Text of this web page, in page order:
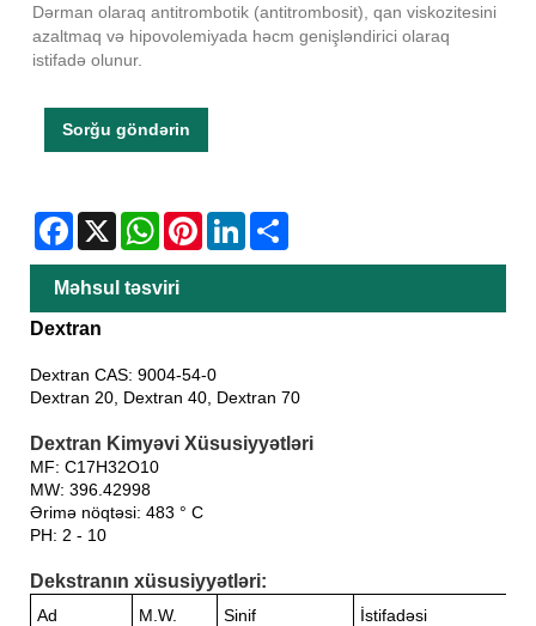
Dərman olaraq antitrombotik (antitrombosit), qan viskozitesini
azaltmaq və hipovolemiyada həcm genişləndirici olaraq
istifadə olunur.
Sorğu göndərin
Facebook
X WhatsAppPinterestLinkedIn
Məhsul təsviri
Dextran
Dextran CAS: 9004-54-0
Dextran 20, Dextran 40, Dextran 70
Dextran Kimyəvi Xüsusiyyətləri
MF: C17H32O10
MW: 396.42998
Ərimə nöqtəsi: 483 ° C
PH: 2 - 10
Dekstranın xüsusiyyətləri:
Ad M.W. Sinif İstifadəsi